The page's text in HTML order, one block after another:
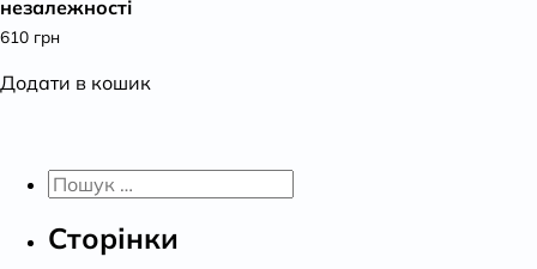
незалежності
610 грн
Додати в кошик
Пошук:
Сторінки